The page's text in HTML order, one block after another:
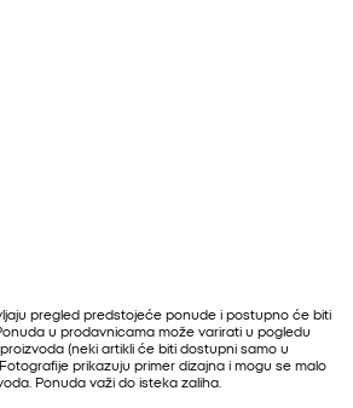
pregled predstojeće ponude i postupno će biti
u prodavnicama može varirati u pogledu
(neki artikli će biti dostupni samo u
prikazuju primer dizajna i mogu se malo
Ponuda važi do isteka zaliha.